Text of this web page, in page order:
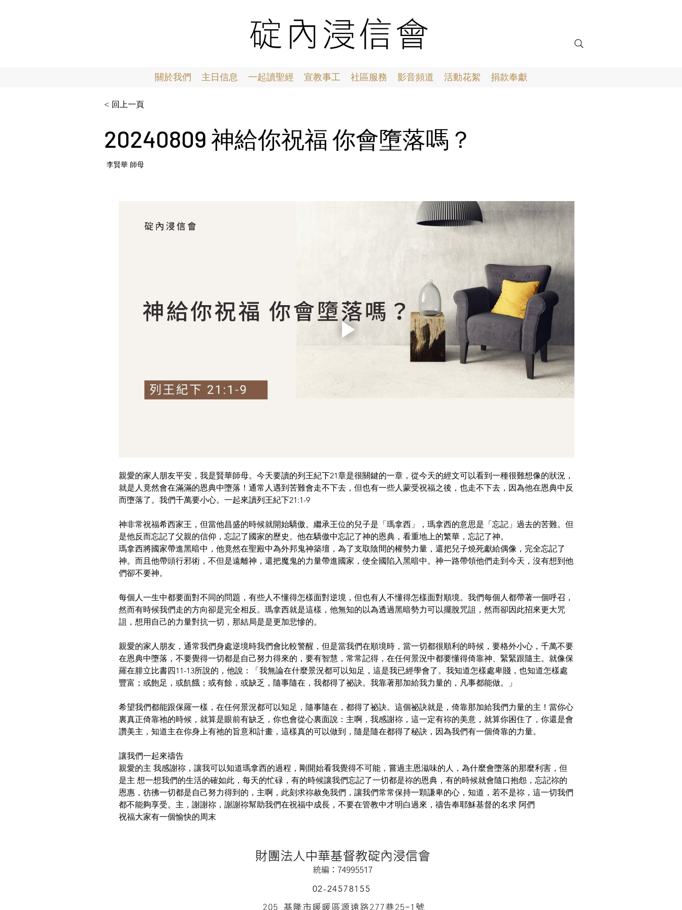
關於我們 主日信息 一起讀聖經 宣教事工 社區服務 影音頻道 活動花絮 捐款奉獻
< 回上一頁
20240809 神給你祝福 你會墮落嗎？
李賢華 師母
親愛的家人朋友平安，我是賢華師母。今天要讀的列王紀下21章是很關鍵的一章，從今天的經文可以看到一種很難想像的狀況，
就是人竟然會在滿滿的恩典中墮落！通常人遇到苦難會走不下去，但也有一些人蒙受祝福之後，也走不下去，因為他在恩典中反
而墮落了。我們千萬要小心。一起來讀列王紀下21:1-9
神非常祝福希西家王，但當他昌盛的時候就開始驕傲。繼承王位的兒子是「瑪拿西」，瑪拿西的意思是「忘記」過去的苦難。但
是他反而忘記了父親的信仰，忘記了國家的歷史。他在驕傲中忘記了神的恩典，看重地上的繁華，忘記了神。
瑪拿西將國家帶進黑暗中，他竟然在聖殿中為外邦鬼神築壇，為了支取陰間的權勢力量，還把兒子燒死獻給偶像，完全忘記了
神。而且他帶頭行邪術，不但是遠離神，還把魔鬼的力量帶進國家，使全國陷入黑暗中。神一路帶領他們走到今天，沒有想到他
們卻不要神。
每個人一生中都要面對不同的問題，有些人不懂得怎樣面對逆境，但也有人不懂得怎樣面對順境。我們每個人都帶著一個呼召，
然而有時候我們走的方向卻是完全相反。瑪拿西就是這樣，他無知的以為透過黑暗勢力可以擺脫咒詛，然而卻因此招來更大咒
詛，想用自己的力量對抗一切，那結局是是更加悲慘的。
親愛的家人朋友，通常我們身處逆境時我們會比較警醒，但是當我們在順境時，當一切都很順利的時候，要格外小心，千萬不要
在恩典中墮落，不要覺得一切都是自己努力得來的，要有智慧，常常記得，在任何景況中都要懂得倚靠神、緊緊跟隨主。就像保
羅在腓立比書四11-13所說的，他說：「我無論在什麼景況都可以知足，這是我已經學會了。我知道怎樣處卑賤，也知道怎樣處
豐富；或飽足，或飢餓；或有餘，或缺乏，隨事隨在，我都得了祕訣。我靠著那加給我力量的，凡事都能做。」
希望我們都能跟保羅一樣，在任何景況都可以知足，隨事隨在，都得了祕訣。這個祕訣就是，倚靠那加給我們力量的主！當你心
裏真正倚靠祂的時候，就算是眼前有缺乏，你也會從心裏面說：主啊，我感謝祢，這一定有祢的美意，就算你困住了，你還是會
讚美主，知道主在你身上有祂的旨意和計畫，這樣真的可以做到，隨是隨在都得了秘訣，因為我們有一個倚靠的力量。
讓我們一起來禱告
親愛的主 我感謝祢，讓我可以知道瑪拿西的過程，剛開始看我覺得不可能，嘗過主恩滋味的人，為什麼會墮落的那麼利害，但
是主 想一想我們的生活的確如此，每天的忙碌，有的時候讓我們忘記了一切都是祢的恩典，有的時候就會隨口抱怨，忘記祢的
恩惠，彷彿一切都是自己努力得到的，主啊，此刻求祢赦免我們，讓我們常常保持一顆謙卑的心，知道，若不是祢，這一切我們
都不能夠享受。主，謝謝祢，謝謝祢幫助我們在祝福中成長，不要在管教中才明白過來，禱告奉耶穌基督的名求 阿們
祝福大家有一個愉快的周末
02-24578155